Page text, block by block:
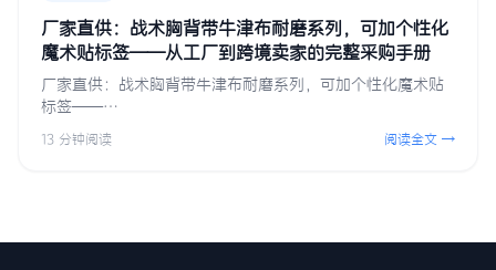
厂家直供：战术胸背带牛津布耐磨系列，可加个性化
魔术贴标签——从工厂到跨境卖家的完整采购手册
厂家直供：战术胸背带牛津布耐磨系列，可加个性化魔术贴
标签——…
13 分钟阅读 阅读全文 →